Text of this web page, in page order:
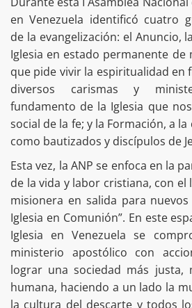
en Venezuela identificó cuatro
de la evangelización: el Anuncio,
Iglesia en estado permanente de
que pide vivir la espiritualidad en
diversos carismas y
fundamento de la Iglesia que
social de la fe; y la Formación, a
como bautizados y discípulos de
Esta vez, la ANP se enfoca en la
de la vida y labor cristiana, con el
misionera en salida para
Iglesia en Comunión”. En este
Iglesia en Venezuela se
ministerio apostólico con
lograr una sociedad más justa,
humana, haciendo a un lado la
la cultura del descarte y todos